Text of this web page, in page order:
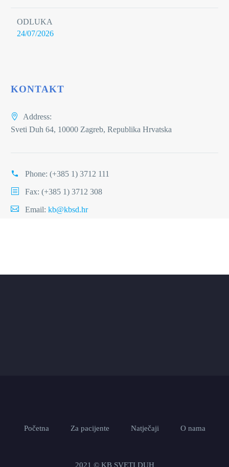
ODLUKA
24/07/2026
KONTAKT
Address:
Sveti Duh 64, 10000 Zagreb, Republika Hrvatska
Phone: (+385 1) 3712 111
Fax: (+385 1) 3712 308
Email: kb@kbsd.hr
Početna Za pacijente Natječaji O nama
2021 © KB SVETI DUH